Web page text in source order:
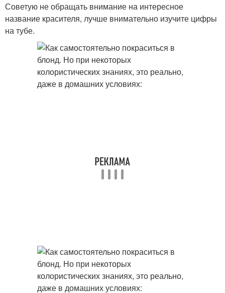
Советую не обращать внимание на интересное
название красителя, лучше внимательно изучите цифры
на тубе.